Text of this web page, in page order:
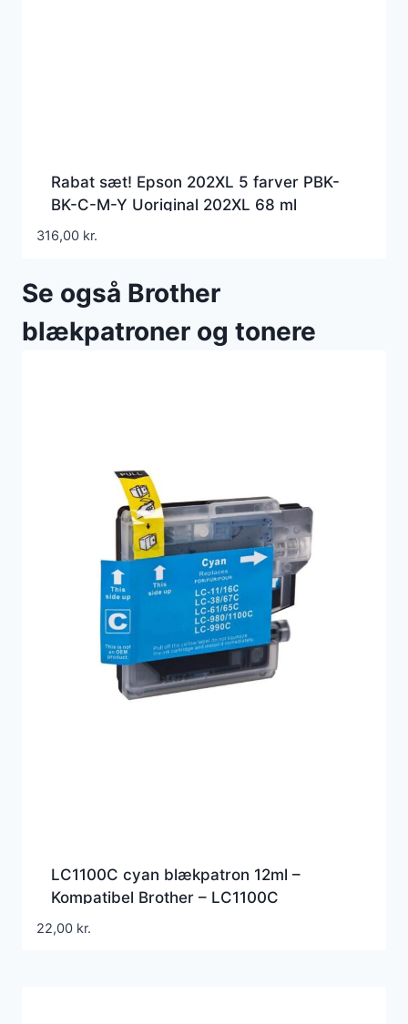
Rabat sæt! Epson 202XL 5 farver PBK-
BK-C-M-Y Uoriginal 202XL 68 ml
316,00 kr.
Se også Brother
blækpatroner og tonere
LC1100C cyan blækpatron 12ml –
Kompatibel Brother – LC1100C
22,00 kr.